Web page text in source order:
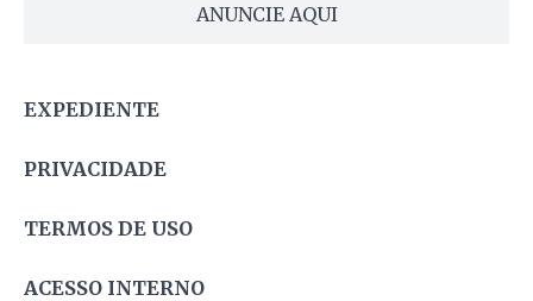
ANUNCIE AQUI
EXPEDIENTE
PRIVACIDADE
TERMOS DE USO
ACESSO INTERNO